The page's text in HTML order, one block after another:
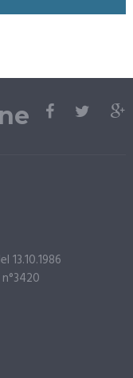
13.10.1986